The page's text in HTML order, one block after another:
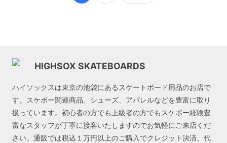
HIGHSOX SKATEBOARDS
ハイソックスは東京の池袋にあるスケートボード用品のお店で
す。スケボー関連商品、シューズ、アパレルなどを豊富に取り
扱っています。初心者の方でも上級者の方でもスケボー経験豊
富なスタッフが丁寧に接客いたしますのでお気軽にご来店くだ
さい。通販では税込１万円以上のご購入でクレジット決済、代